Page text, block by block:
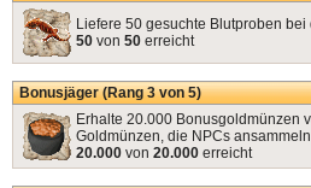
Liefere 50 gesuchte Blutproben
50 von 50 erreicht
Bonusjäger (Rang 3 von 5)
Erhalte 20.000 Bonusgoldmünzen
Goldmünzen, die NPCs
20.000 von 20.000 erreicht